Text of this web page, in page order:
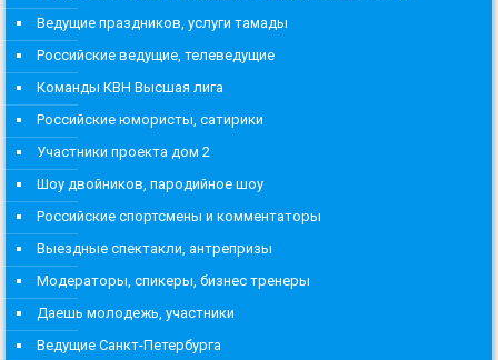
Ведущие праздников, услуги тамады
Российские ведущие, телеведущие
Команды КВН Высшая лига
Российские юмористы, сатирики
Участники проекта дом 2
Шоу двойников, пародийное шоу
Российские спортсмены и комментаторы
Выездные спектакли, антрепризы
Модераторы, спикеры, бизнес тренеры
Даешь молодежь, участники
Ведущие Санкт-Петербурга